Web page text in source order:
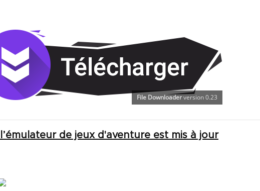
File Downloaderversion 0.23
de jeux d'aventure est mis à jour